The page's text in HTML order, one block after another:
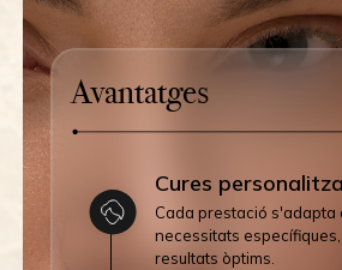
Avantatges
Cures
Cada prestació s'adapta
necessitats
resultats òptims.